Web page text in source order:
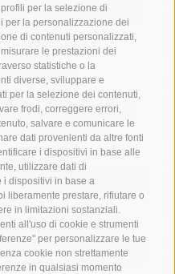
per la selezione di
per la personalizzazione dei
di contenuti personalizzati,
le prestazioni dei
statistiche o la
diverse, sviluppare e
per la selezione dei contenuti,
frodi, correggere errori,
salvare e comunicare le
dati provenienti da altre fonti
i dispositivi in base alle
utilizzare dati di
dispositivi in base a
liberamente prestare, rifiutare o
in limitazioni sostanziali.
all'uso di cookie e strumenti
per personalizzare le tue
cookie non strettamente
in qualsiasi momento
capri
carabinieri
contagi
eav
elezioni
costiera
incidente
massa lubrense
ordinanza
polizia municipale
sant'agnello
temporali
treni
vincenzo de luca